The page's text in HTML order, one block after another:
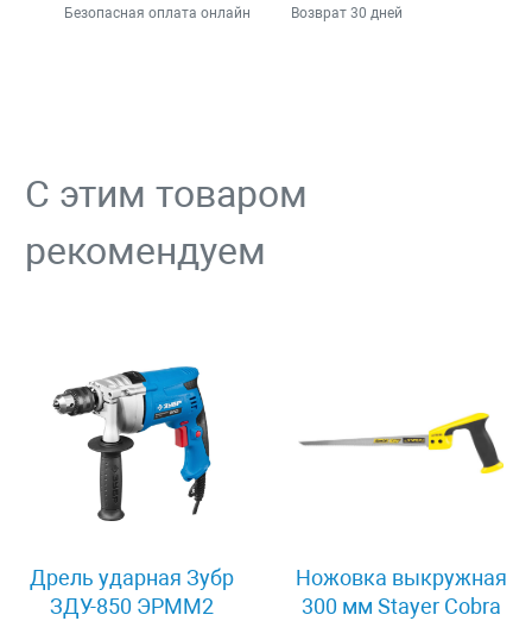
Безопасная оплата онлайн Возврат 30 дней
С этим товаром
рекомендуем
Дрель ударная Зубр
ЗДУ-850 ЭРММ2
Ножовка выкружная
300 мм Stayer Cobra